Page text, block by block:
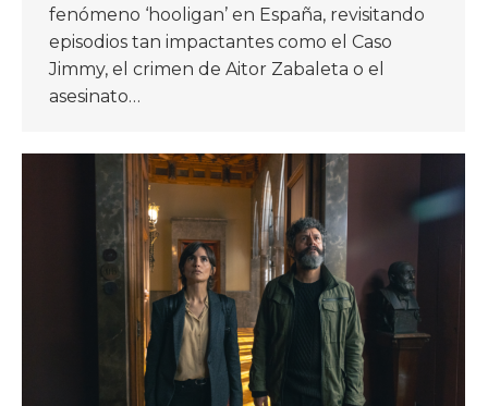
fenómeno ‘hooligan’ en España, revisitando
episodios tan impactantes como el Caso
Jimmy, el crimen de Aitor Zabaleta o el
asesinato…